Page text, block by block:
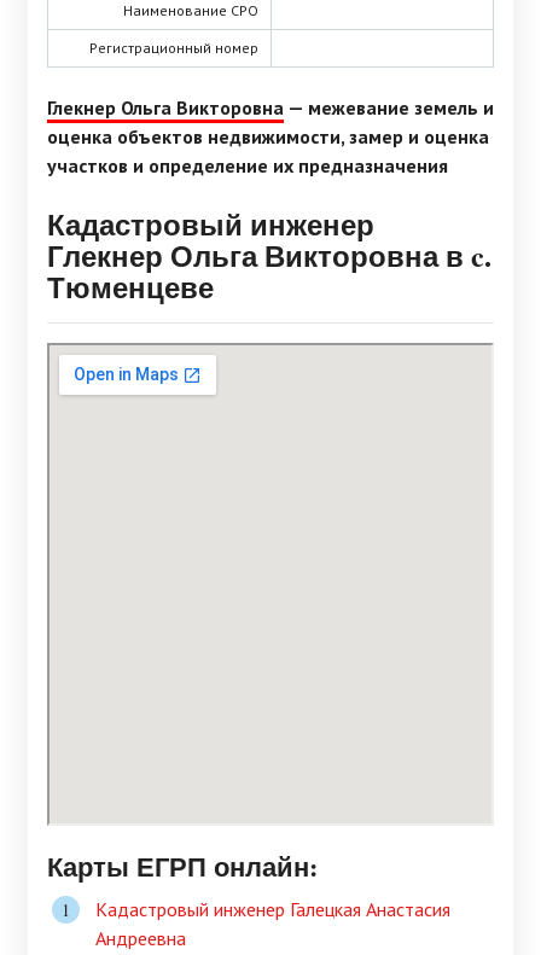
Наименование СРО
Регистрационный номер
Глекнер Ольга Викторовна — межевание земель и
оценка объектов недвижимости, замер и оценка
участков и определение их предназначения
Кадастровый инженер
Глекнер Ольга Викторовна в c.
Тюменцеве
Карты ЕГРП онлайн:
Кадастровый инженер Галецкая Анастасия
Андреевна